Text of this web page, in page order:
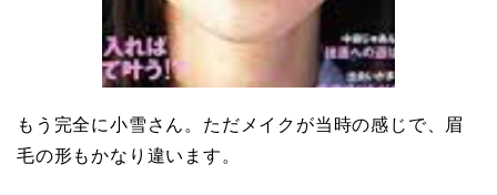
もう完全に小雪さん。ただメイクが当時の感じで、眉
毛の形もかなり違います。